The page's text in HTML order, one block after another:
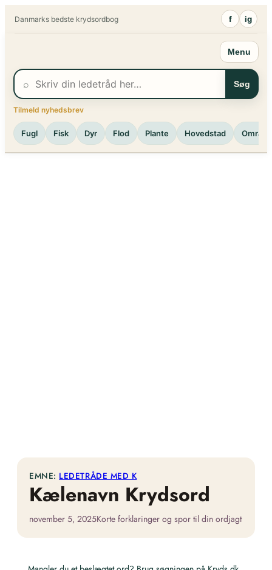
Danmarks bedste krydsordbog f ig
Menu
⌕ Søg
Tilmeld nyhedsbrev
Fugl Fisk Dyr Flod Plante Hovedstad Område
EMNE: LEDETRÅDE MED K
Kælenavn Krydsord
november 5, 2025Korte forklaringer og spor til din ordjagt